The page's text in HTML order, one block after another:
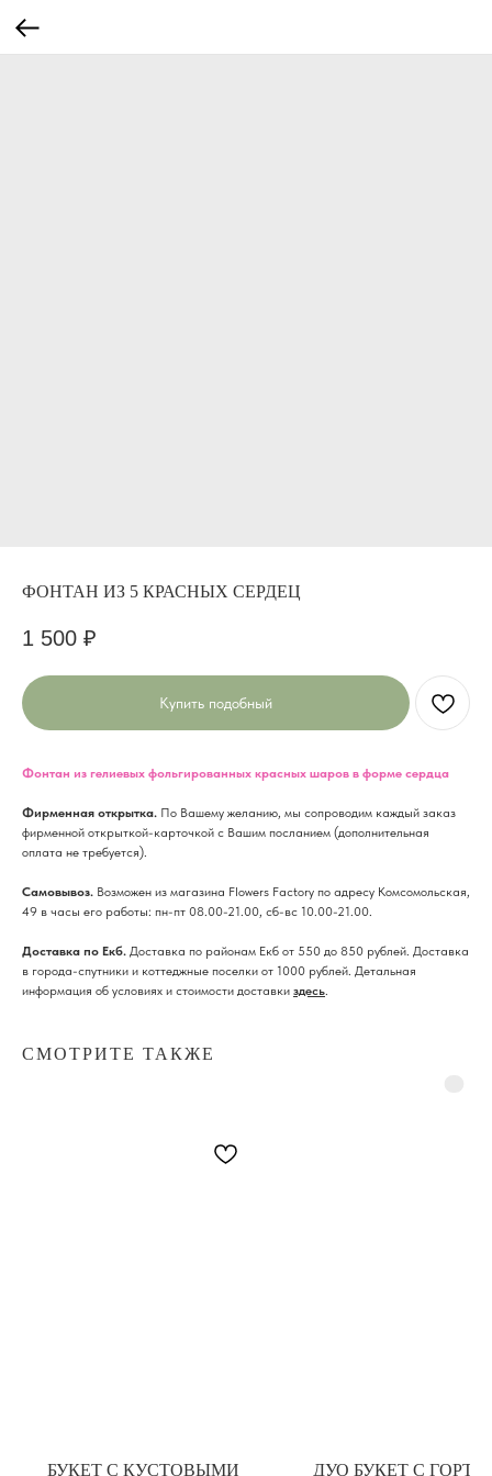
ФОНТАН ИЗ 5 КРАСНЫХ СЕРДЕЦ
1 500 ₽
Купить подобный
Фонтан из гелиевых фольгированных красных шаров в форме сердца
Фирменная открытка. По Вашему желанию, мы сопроводим каждый заказ
фирменной открыткой-карточкой с Вашим посланием (дополнительная
оплата не требуется).
Cамовывоз. Возможен из магазина Flowers Factory по адресу Комсомольская,
49 в часы его работы: пн-пт 08.00-21.00, сб-вс 10.00-21.00.
Доставка по Екб. Доставка по районам Екб от 550 до 850 рублей. Доставка
в города-спутники и коттеджные поселки от 1000 рублей. Детальная
информация об условиях и стоимости доставки здесь.
СМОТРИТЕ ТАКЖЕ
БУКЕТ С КУСТОВЫМИ ДУО БУКЕТ С